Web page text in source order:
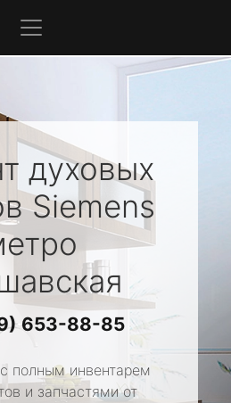
духовых
Siemens
653-88-85
полным инвентарем
и запчастями от